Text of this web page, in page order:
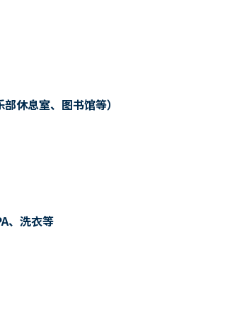
休息室、图书馆等）
、洗衣等